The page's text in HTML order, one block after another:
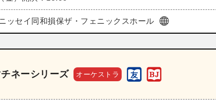
ッセイ同和損保ザ・フェニックスホール
ネーシリーズ オーケストラ